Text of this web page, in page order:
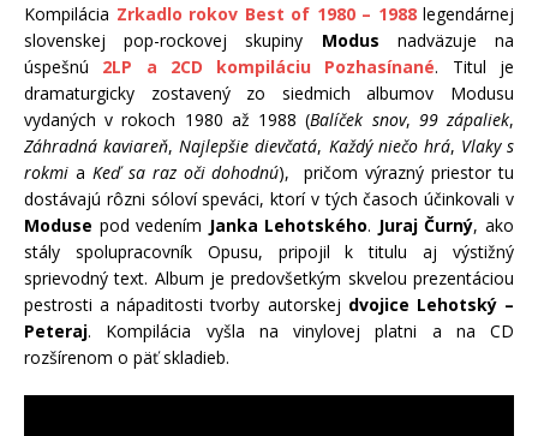
Kompilácia Zrkadlo rokov Best of 1980 – 1988legendárnej
slovenskej pop-rockovej skupiny Modus nadväzuje na
úspešnú 2LP a 2CD kompiláciu Pozhasínané. Titul je
dramaturgicky zostavený zo siedmich albumov Modusu
vydaných v rokoch 1980 až 1988 (Balíček snov, 99 zápaliek,
Záhradná kaviareň,Najlepšie dievčatá, Každý niečo hrá, Vlaky s
rokmi a Keď sa raz oči dohodnú), pričom výrazný priestor tu
dostávajú rôzni sóloví speváci, ktorí v tých časoch účinkovali v
Moduse pod vedením Janka Lehotského. Juraj Čurný, ako
stály spolupracovník Opusu, pripojil k titulu aj výstižný
sprievodný text. Album je predovšetkým skvelou prezentáciou
pestrosti a nápaditosti tvorby autorskej dvojice Lehotský –
Peteraj. Kompilácia vyšla na vinylovej platni a na CD
rozšírenom o päť skladieb.